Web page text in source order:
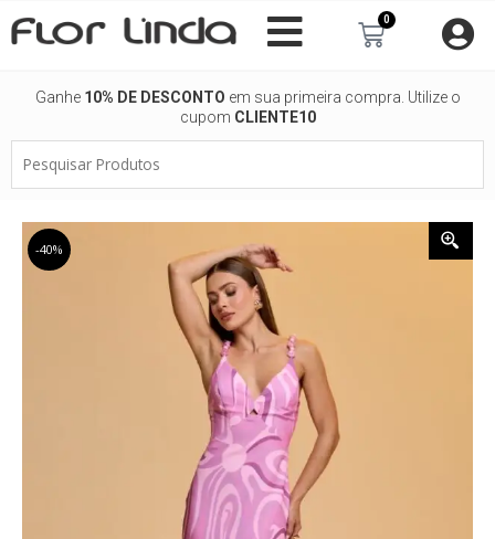
para
0
Carrinho
Ganhe 10% DE DESCONTO em sua primeira compra. Utilize o
cupom CLIENTE10
Produtos
-40%